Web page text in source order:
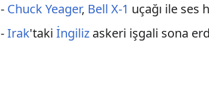
- Chuck Yeager, Bell X-1 uçağı ile ses
-Irak'takiİngiliz askeri işgali sona